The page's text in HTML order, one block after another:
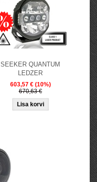
SEEKER QUANTUM
LEDZER
603,57 € (10%)
670,63 €